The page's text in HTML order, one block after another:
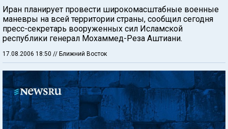
Иран планирует провести широкомасштабные военные
маневры на всей территории страны, сообщил сегодня
пресс-секретарь вооруженных сил Исламской
республики генерал Мохаммед-Реза Аштиани.
17.08.2006 18:50 // Ближний Восток